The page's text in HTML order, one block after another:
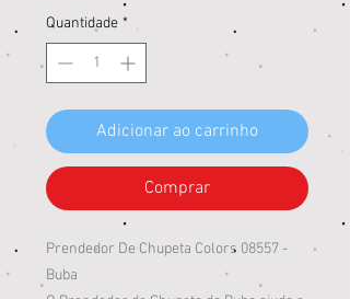
Quantidade *
Adicionar ao carrinho
Comprar
Prendedor De Chupeta Colors 08557 -
Buba